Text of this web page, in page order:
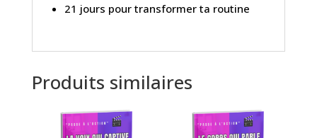
21 jours pour transformer ta routine
Produits similaires